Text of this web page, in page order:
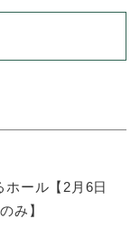
ール【2月6日
み】